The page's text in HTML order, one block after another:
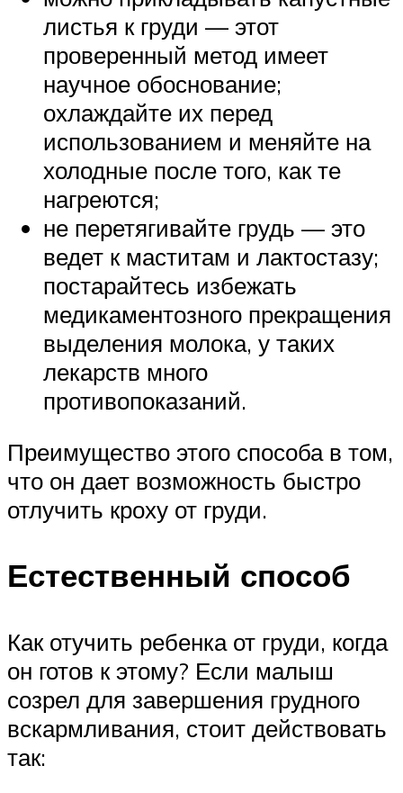
листья к груди — этот
проверенный метод имеет
научное обоснование;
охлаждайте их перед
использованием и меняйте на
холодные после того, как те
нагреются;
не перетягивайте грудь — это
ведет к маститам и лактостазу;
постарайтесь избежать
медикаментозного прекращения
выделения молока, у таких
лекарств много
противопоказаний.
Преимущество этого способа в том,
что он дает возможность быстро
отлучить кроху от груди.
Естественный способ
Как отучить ребенка от груди, когда
он готов к этому? Если малыш
созрел для завершения грудного
вскармливания, стоит действовать
так: